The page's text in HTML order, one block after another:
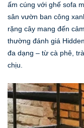
ấm cúng với ghế sofa
sân vườn ban công
rặng cây mang đến
thường đánh giá
đa dạng – từ cà phê,
chịu.